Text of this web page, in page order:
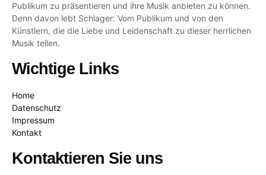
Publikum zu präsentieren und ihre Musik anbieten zu können.
Denn davon lebt Schlager: Vom Publikum und von den
Künstlern, die die Liebe und Leidenschaft zu dieser herrlichen
Musik teilen.
Wichtige Links
Home
Datenschutz
Impressum
Kontakt
Kontaktieren Sie uns